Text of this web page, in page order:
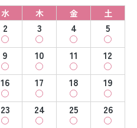
水 木 金 土
2 3 4
5
9 10 11
12
16 17 18
19
23 24 25
26